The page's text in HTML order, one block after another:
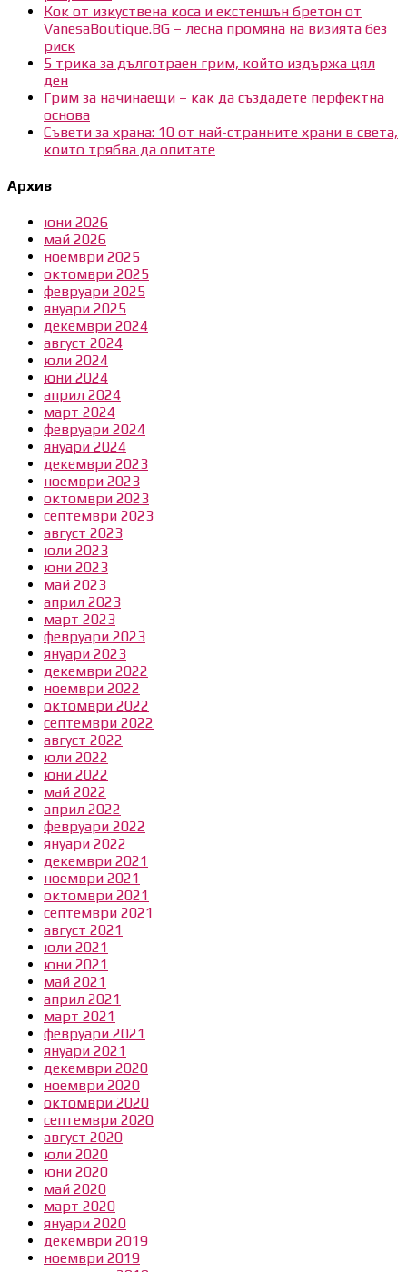
Кок от изкуствена коса и екстеншън бретон от
VanesaBoutique.BG – лесна промяна на визията без
риск
5 трика за дълготраен грим, който издържа цял
ден
Грим за начинаещи – как да създадете перфектна
основа
Съвети за храна: 10 от най-странните храни в света,
които трябва да опитате
Архив
юни 2026
май 2026
ноември 2025
октомври 2025
февруари 2025
януари 2025
декември 2024
август 2024
юли 2024
юни 2024
април 2024
март 2024
февруари 2024
януари 2024
декември 2023
ноември 2023
октомври 2023
септември 2023
август 2023
юли 2023
юни 2023
май 2023
април 2023
март 2023
февруари 2023
януари 2023
декември 2022
ноември 2022
октомври 2022
септември 2022
август 2022
юли 2022
юни 2022
май 2022
април 2022
февруари 2022
януари 2022
декември 2021
ноември 2021
октомври 2021
септември 2021
август 2021
юли 2021
юни 2021
май 2021
април 2021
март 2021
февруари 2021
януари 2021
декември 2020
ноември 2020
октомври 2020
септември 2020
август 2020
юли 2020
юни 2020
май 2020
март 2020
януари 2020
декември 2019
ноември 2019